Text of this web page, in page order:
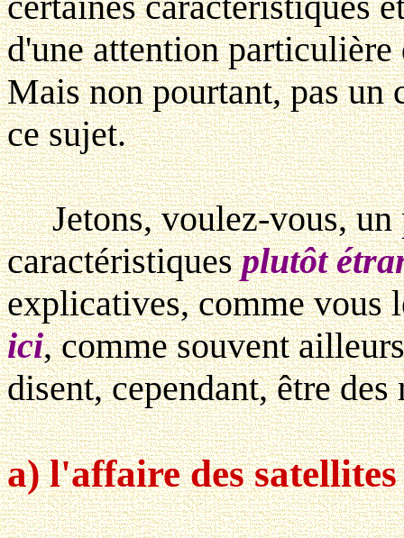
d'une attention
Mais non pourtant, pas un
ce sujet.
Jetons, voulez-vous, un
caractéristiquesplutôt
explicatives, comme vous
ici, comme souvent
disent, cependant, être
a) l'affaire des